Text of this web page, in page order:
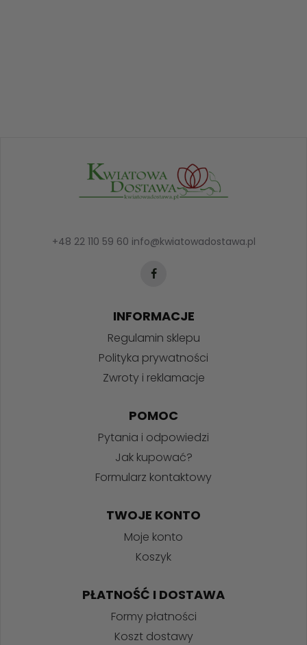
+48 22 110 59 60 info@kwiatowadostawa.pl
INFORMACJE
Regulamin sklepu
Polityka prywatności
Zwroty i reklamacje
POMOC
Pytania i odpowiedzi
Jak kupować?
Formularz kontaktowy
TWOJE KONTO
Moje konto
Koszyk
PŁATNOŚĆ I DOSTAWA
Formy płatności
Koszt dostawy